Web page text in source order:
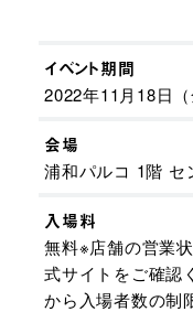
イベント期間
2022年11月18日
会場
浦和パルコ 1階 セ
入場料
無料※店舗の営業
式サイトをご確認
から入場者数の制